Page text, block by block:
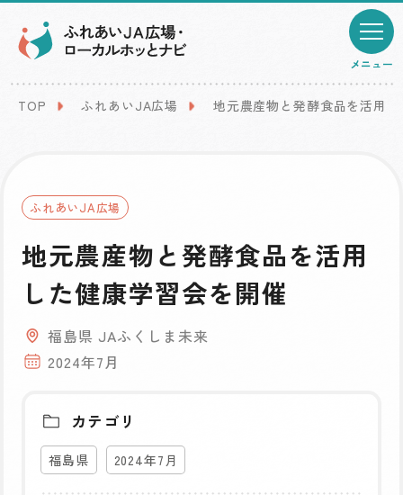
メニュー
TOP ふれあいJA広場 地元農産物と発酵食品を活用
ふれあいJA広場
地元農産物と発酵食品を活用
した健康学習会を開催
福島県 JAふくしま未来
2024年7月
カテゴリ
福島県 2024年7月